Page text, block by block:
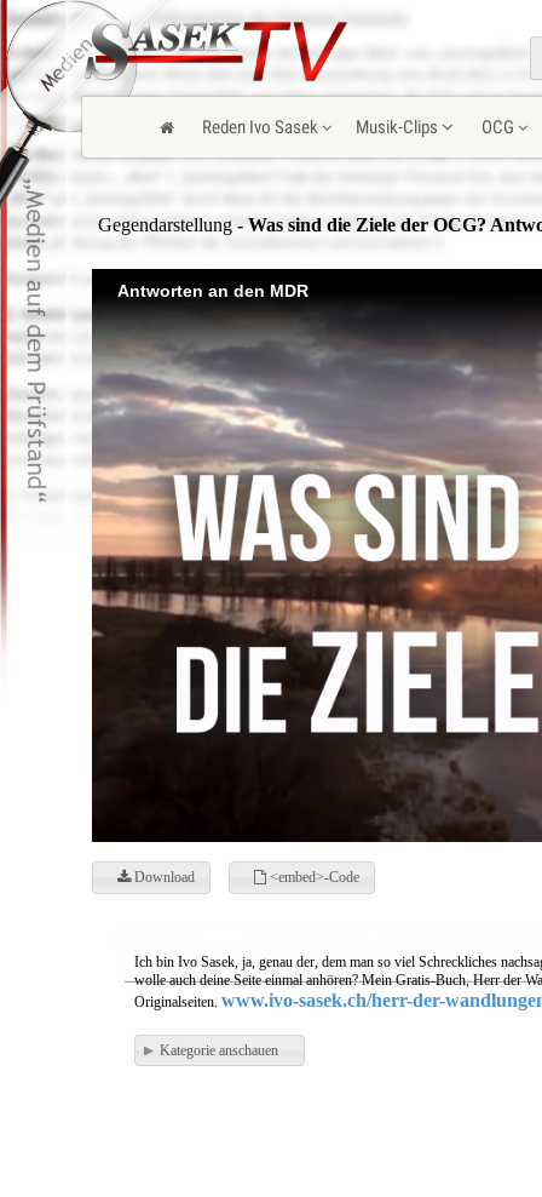
Reden Ivo Sasek Musik-Clips OCG
Gegendarstellung - Was sind die Ziele der OCG?
Antworten an den MDR
Download <embed>-Code
Ich bin Ivo Sasek, ja, genau der, dem man so viel Schreckliches
wolle auch deine Seite einmal anhören? Mein Gratis-Buch, Herr der
Originalseiten. www.ivo-sasek.ch/herr-der-
Kategorie anschauen